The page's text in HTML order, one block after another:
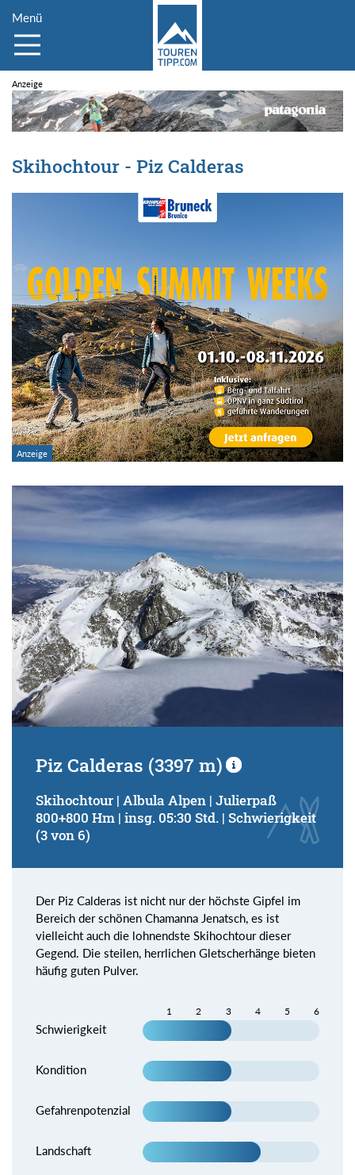
Menü
Skihochtour - Piz Calderas
Piz Calderas (3397 m)
Skihochtour | Albula Alpen | Julierpaß
800+800 Hm | insg. 05:30 Std. | Schwierigkeit
(3 von 6)
Der Piz Calderas ist nicht nur der höchste Gipfel im
Bereich der schönen Chamanna Jenatsch, es ist
vielleicht auch die lohnendste Skihochtour dieser
Gegend. Die steilen, herrlichen Gletscherhänge bieten
häufig guten Pulver.
1 2 3 4 5 6
Schwierigkeit
Kondition
Gefahrenpotenzial
Landschaft